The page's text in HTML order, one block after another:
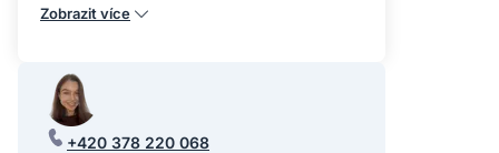
Zobrazit více
+420 378 220 068